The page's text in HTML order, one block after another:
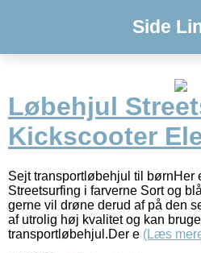
Side
Løbehjul
Kickscooter
Sejt transportløbehjul til børnHer
Streetsurfing i farverne Sort og
gerne vil drøne derud af på den
af utrolig høj kvalitet og kan
transportløbehjul.Der e (Læs